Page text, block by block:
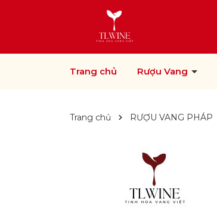
Trang chủ Rượu Vang
Trang chủ RƯỢU VANG PHÁP